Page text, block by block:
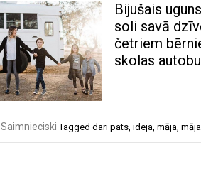
Bijušais
soli savā
četriem
skolas
Saimnieciski Tagged dari pats, ideja, māja,